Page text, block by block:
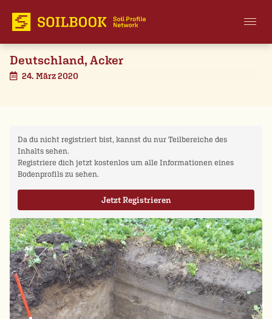
Deutschland, Acker
24. März 2020
Da du nicht registriert bist, kannst du nur Teilbereiche des
Inhalts sehen.
Registriere dich jetzt kostenlos um alle Informationen eines
Bodenprofils zu sehen.
Jetzt Registrieren